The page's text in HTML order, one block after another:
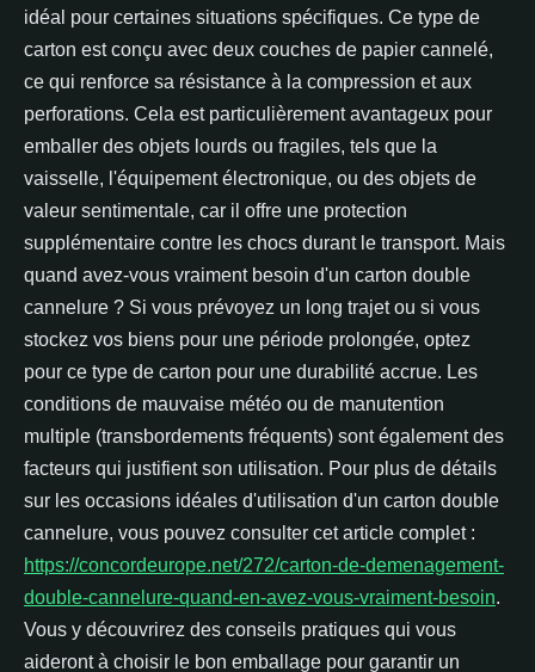
idéal pour certaines situations spécifiques. Ce type de
carton est conçu avec deux couches de papier cannelé,
ce qui renforce sa résistance à la compression et aux
perforations. Cela est particulièrement avantageux pour
emballer des objets lourds ou fragiles, tels que la
vaisselle, l'équipement électronique, ou des objets de
valeur sentimentale, car il offre une protection
supplémentaire contre les chocs durant le transport. Mais
quand avez-vous vraiment besoin d'un carton double
cannelure ? Si vous prévoyez un long trajet ou si vous
stockez vos biens pour une période prolongée, optez
pour ce type de carton pour une durabilité accrue. Les
conditions de mauvaise météo ou de manutention
multiple (transbordements fréquents) sont également des
facteurs qui justifient son utilisation. Pour plus de détails
sur les occasions idéales d'utilisation d'un carton double
cannelure, vous pouvez consulter cet article complet :
https://concordeurope.net/272/carton-de-demenagement-
double-cannelure-quand-en-avez-vous-vraiment-besoin.
Vous y découvrirez des conseils pratiques qui vous
aideront à choisir le bon emballage pour garantir un